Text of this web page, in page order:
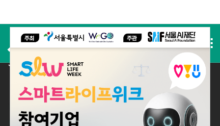
사전등록